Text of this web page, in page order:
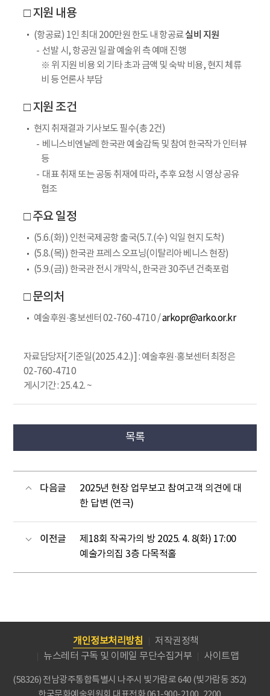
□ 지원 내용
(항공료) 1인 최대 200만원 한도 내 항공료실비 지원
선발 시, 항공권 일괄 예술위 측 예매 진행
※ 위 지원 비용 외 기타 초과 금액 및 숙박 비용, 현지 체류
비 등 언론사 부담
□ 지원 조건
현지 취재결과 기사보도 필수(총 2건)
베니스비엔날레 한국관 예술감독 및 참여 한국작가 인터뷰
등
대표 취재 또는 공동 취재에 따라, 추후 요청 시 영상 공유
협조
□ 주요 일정
(5.6.(화)) 인천국제공항 출국(5.7.(수) 익일 현지 도착)
(5.8.(목)) 한국관 프레스 오프닝(이탈리아 베니스 현장)
(5.9.(금)) 한국관 전시 개막식, 한국관 30주년 건축포럼
□ 문의처
예술후원·홍보센터 02-760-4710 /arkopr@arko.or.kr
자료담당자[기준일(2025.4.2.)] : 예술후원·홍보센터 최정은
02-760-4710
게시기간 : 25.4.2. ~
목록
다음글
2025년 현장 업무보고 참여고객 의견에 대
한 답변 (연극)
이전글
제18회 작곡가의 방 2025. 4. 8(화) 17:00
예술가의집 3층 다목적홀
개인정보처리방침
저작권정책
뉴스레터 구독 및 이메일 무단수집거부
사이트맵
(58326) 전남광주통합특별시 나주시 빛가람로 640 (빛가람동 352)